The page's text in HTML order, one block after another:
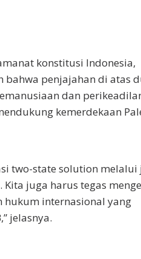
konstitusi Indonesia,
bahwa penjajahan di atas
dan
kemerdekaan
two-state solution
juga harus tegas
hukum internasional yang
jelasnya.